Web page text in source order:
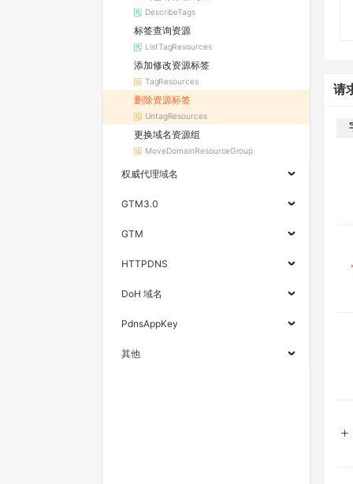
DescribeTags
标签查询资源
ListTagResources
添加修改资源标签
TagResources
删除资源标签
UntagResources
更换域名资源组
MoveDomainResourceGroup
权威代理域名
GTM3.0
GTM
HTTPDNS
DoH 域名
PdnsAppKey
其他
请